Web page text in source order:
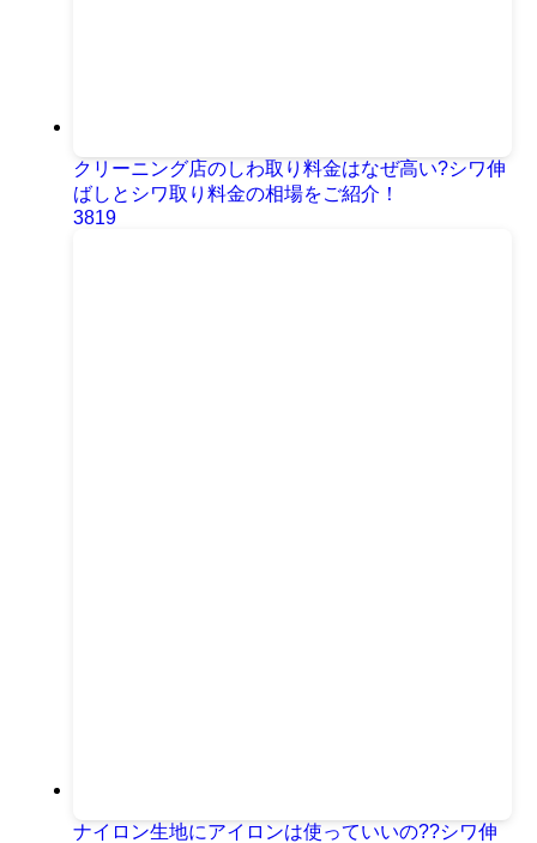
クリーニング店のしわ取り料金はなぜ高い?シワ伸
ばしとシワ取り料金の相場をご紹介！
3819
ナイロン生地にアイロンは使っていいの??シワ伸